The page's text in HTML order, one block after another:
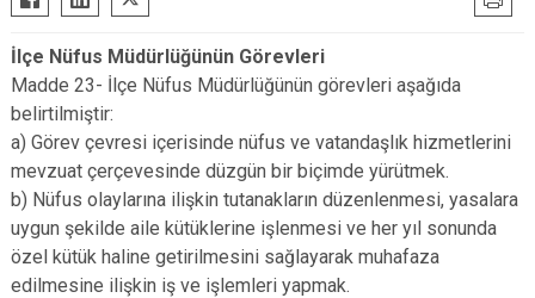
Avcılar
Bağcılar
Bahçelievler
Bakırköy
Bayrampaşa
Beşiktaş
Beykoz
Beyoğlu
Güngören
Kadıköy
Kağıthane
Kartal
Küçükçekmece
Maltepe
Pendik
Üsküdar
Zeytinburnu
Arnavutköy
Ataşehir
Başakşehir
İlçe Nüfus Müdürlüğünün Görevleri
Madde 23- İlçe Nüfus Müdürlüğünün görevleri aşağıda
belirtilmiştir:
a) Görev çevresi içerisinde nüfus ve vatandaşlık hizmetlerini
mevzuat çerçevesinde düzgün bir biçimde yürütmek.
b) Nüfus olaylarına ilişkin tutanakların düzenlenmesi, yasalara
uygun şekilde aile kütüklerine işlenmesi ve her yıl sonunda
özel kütük haline getirilmesini sağlayarak muhafaza
edilmesine ilişkin iş ve işlemleri yapmak.